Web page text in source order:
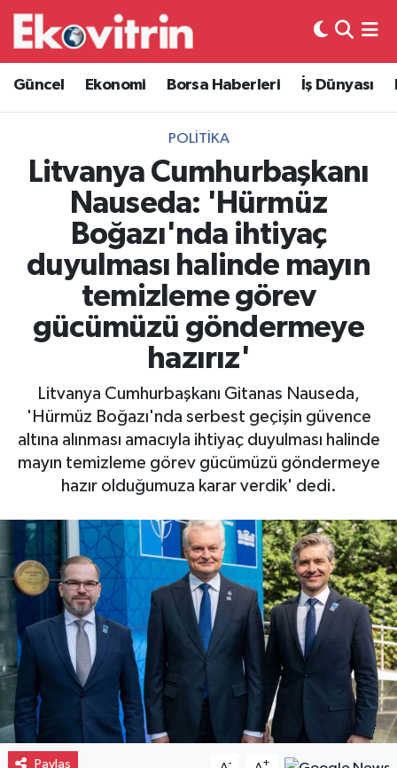
Güncel Ekonomi Borsa Haberleri İş Dünyası
POLITIKA
Litvanya Cumhurbaşkanı
Nauseda: 'Hürmüz
Boğazı'nda ihtiyaç
duyulması halinde mayın
temizleme görev
gücümüzü göndermeye
hazırız'
Litvanya Cumhurbaşkanı Gitanas Nauseda,
'Hürmüz Boğazı'nda serbest geçişin güvence
altına alınması amacıyla ihtiyaç duyulması halinde
mayın temizleme görev gücümüzü göndermeye
hazır olduğumuza karar verdik' dedi.
Paylaş - +
Güncel
Ekonomi
Borsa Haberleri
İş Dünyası
Lojistik
Otovitrin
Asayiş
Magazin
Gayrimenkul
Eğitim
Hava Durumu
Trafik Durumu
Süper Lig Puan Durumu ve Fikstür
Tüm Manşetler
Son Dakika Haberleri
Haber Arşivi